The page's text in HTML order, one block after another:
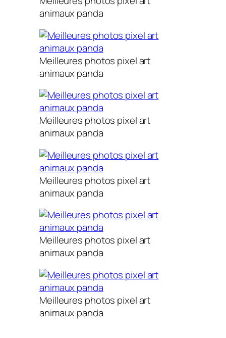
animaux panda
Meilleures photos pixel art
animaux panda
Meilleures photos pixel art
animaux panda
Meilleures photos pixel art
animaux panda
Meilleures photos pixel art
animaux panda
Meilleures photos pixel art
animaux panda